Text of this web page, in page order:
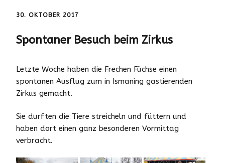
30. OKTOBER 2017
Spontaner Besuch beim Zirkus
Letzte Woche haben die Frechen Füchse einen
spontanen Ausflug zum in Ismaning gastierenden
Zirkus gemacht.
Sie durften die Tiere streicheln und füttern und
haben dort einen ganz besonderen Vormittag
verbracht.